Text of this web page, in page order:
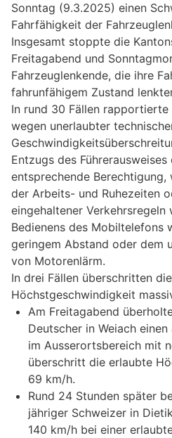
Sonntag (9.3.2025) einen
Fahrfähigkeit der
Insgesamt stoppte die
Freitagabend und
Fahrzeuglenkende, die ihre
fahrunfähigem Zustand
In rund 30 Fällen
wegen unerlaubter
Entzugs des
entsprechende Berechtigung,
der Arbeits- und Ruhezeiten
eingehaltener Verkehrsregeln
Bedienens des Mobiltelefons
geringem Abstand oder dem
von Motorenlärm.
In drei Fällen überschritten
Höchstgeschwindigkeit
Am Freitagabend
Deutscher in Weiach
im Ausserortsbereich mit
überschritt die erlaubte
69 km/h.
Rund 24 Stunden später
jähriger Schweizer in
140 km/h bei einer